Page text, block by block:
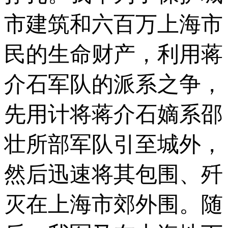
市建筑和六百万上海市
民的生命财产，利用蒋
介石军队的派系之争，
先用计将蒋介石嫡系邵
壮所部军队引至城外，
然后迅速将其包围、歼
灭在上海市郊外围。随